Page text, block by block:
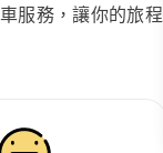
服務，讓你的旅程